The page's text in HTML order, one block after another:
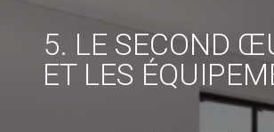
5. LE SECOND
ET LES